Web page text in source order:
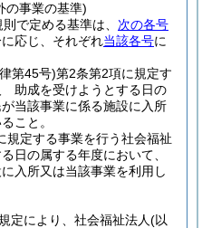
の事業の基準)
で定める基準は、 次の各号
応じ、それぞれ当該各号に
第45号)第2条第2項に規定す
助成を受けようとする日の
当該事業に係る施設に入所
こと。
規定する事業を行う社会福祉
日の属する年度において、
入所又は当該事業を利用し
定により、社会福祉法人(以